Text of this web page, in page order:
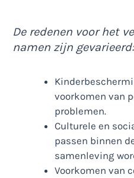
De redenen voor het
namen zijn gevarieerd:
voorkomen van
problemen.
Culturele en
passen binnen
samenleving
Voorkomen van